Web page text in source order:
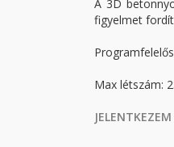
A 3D
figyelmet
Max létszám: